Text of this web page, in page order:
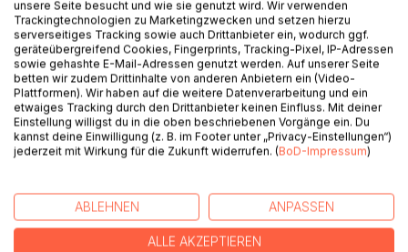
Welche Fachbücher zum Schreiben und Veröffentlichen
sind empfehlenswert?
Isa Schikorsky ist seit 1995 als freie Lektorin für Verlage,
Autorinnen und Autoren sowie als Dozentin für kreatives
und literarisches Schreiben tätig.
Nach dem ersten Band »Aus dem Lektorat« (2009) hat sie
jetzt 50 neue Tipps zusammengestellt. Beantwortet
werden weitere wichtige und aktuelle Fragen zum
Schreiben, Publizieren und Vermarkten von Romanen und
Das Buch richtet sich insbesondere an Menschen, die
erste Schritte auf dem Buchmarkt wagen, sich orientieren
und ihr Schreibwissen ergänzen möchten.
unsere Seite besucht und wie sie genutzt wird. Wir verwenden
Trackingtechnologien zu Marketingzwecken und setzen hierzu
serverseitiges Tracking sowie auch Drittanbieter ein, wodurch ggf.
geräteübergreifend Cookies, Fingerprints, Tracking-Pixel, IP-Adressen
sowie gehashte E-Mail-Adressen genutzt werden. Auf unserer Seite
betten wir zudem Drittinhalte von anderen Anbietern ein (Video-
Plattformen). Wir haben auf die weitere Datenverarbeitung und ein
etwaiges Tracking durch den Drittanbieter keinen Einfluss. Mit deiner
Einstellung willigst du in die oben beschriebenen Vorgänge ein. Du
kannst deine Einwilligung (z. B. im Footer unter „Privacy-Einstellungen“)
jederzeit mit Wirkung für die Zukunft widerrufen. (BoD-Impressum)
ABLEHNEN ANPASSEN
ALLE AKZEPTIEREN